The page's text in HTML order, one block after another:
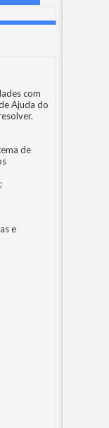
com
Ajuda do
de
e